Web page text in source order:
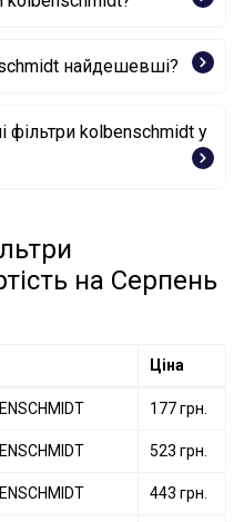
найдешевші?
фільтри kolbenschmidt у
на Серпень
Ціна
177 грн.
523 грн.
443 грн.